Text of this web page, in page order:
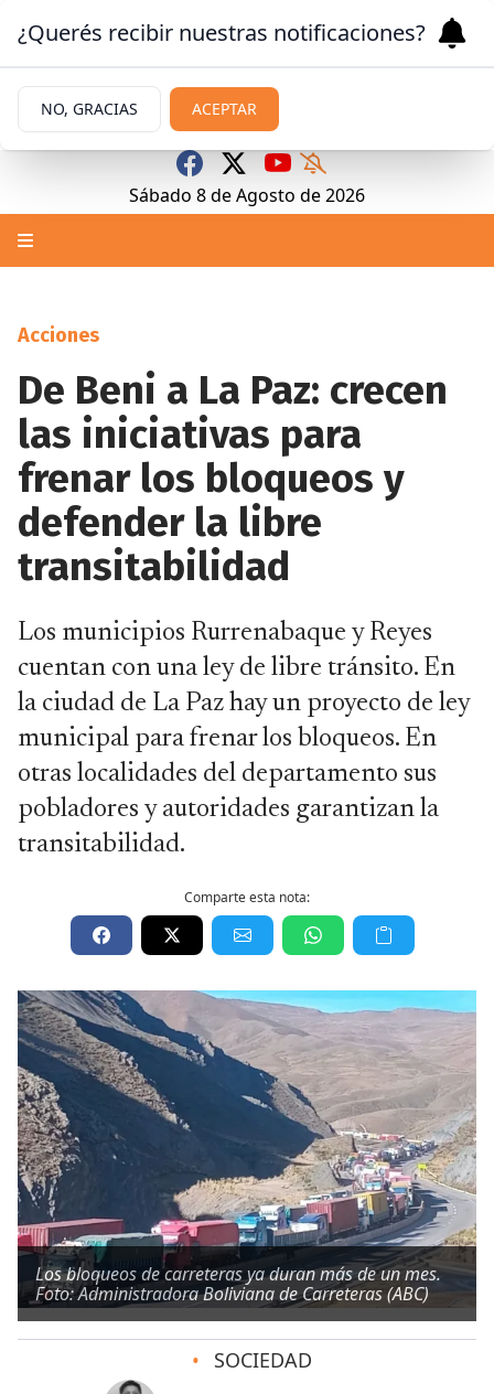
Sábado 8deAgosto de 2026
Acciones
De Beni a La Paz: crecen
las iniciativas para
frenar los bloqueos y
defender la libre
transitabilidad
Los municipios Rurrenabaque y Reyes
cuentan con una ley de libre tránsito. En
la ciudad de La Paz hay un proyecto de ley
municipal para frenar los bloqueos. En
otras localidades del departamento sus
pobladores y autoridades garantizan la
transitabilidad.
Comparte esta nota:
Los bloqueos de carreteras ya duran más de un mes.
Foto: Administradora Boliviana de Carreteras (ABC)
• SOCIEDAD
¿Querés recibir nuestras notificaciones?
NO, GRACIAS ACEPTAR